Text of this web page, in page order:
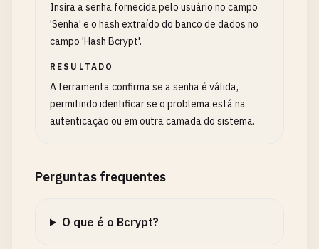
Insira a senha fornecida pelo usuário no campo
'Senha' e o hash extraído do banco de dados no
campo 'Hash Bcrypt'.
RESULTADO
A ferramenta confirma se a senha é válida,
permitindo identificar se o problema está na
autenticação ou em outra camada do sistema.
Perguntas frequentes
O que é o Bcrypt?